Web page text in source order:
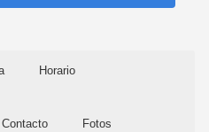
Horario
Contacto Fotos